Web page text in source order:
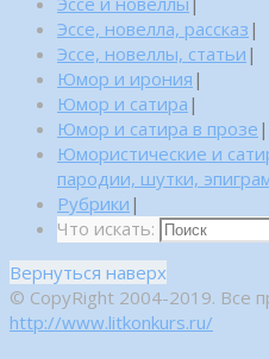
Эссе, новелла, рассказ |
Эссе, новеллы, статьи |
Юмор и ирония |
Юмор и сатира |
Юмор и сатира в прозе |
Юмористические и
пародии, шутки,
Рубрики |
Что искать:
Вернуться наверх
© CopyRight 2004-2019. Все
http://www.litkonkurs.ru/